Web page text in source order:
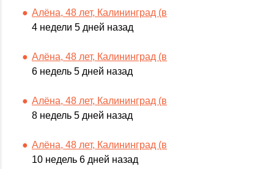
Алёна, 48 лет, Калининград (в
4 недели 5 дней назад
Алёна, 48 лет, Калининград (в
6 недель 5 дней назад
Алёна, 48 лет, Калининград (в
8 недель 5 дней назад
Алёна, 48 лет, Калининград (в
10 недель 6 дней назад